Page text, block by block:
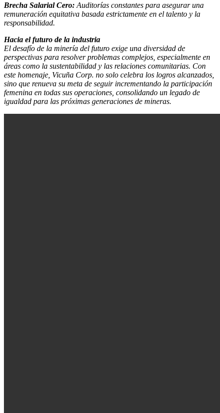
Brecha Salarial Cero: Auditorías constantes para asegurar una
remuneración equitativa basada estrictamente en el talento y la
responsabilidad.
Hacia el futuro de la industria
El desafío de la minería del futuro exige una diversidad de
perspectivas para resolver problemas complejos, especialmente en
áreas como la sustentabilidad y las relaciones comunitarias. Con
este homenaje, Vicuña Corp. no solo celebra los logros alcanzados,
sino que renueva su meta de seguir incrementando la participación
femenina en todas sus operaciones, consolidando un legado de
igualdad para las próximas generaciones de mineras.